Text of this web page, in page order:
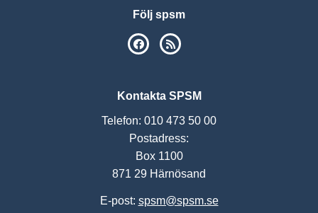
Följ spsm
SPSM på Facebook
Kontakta SPSM
Telefon: 010 473 50 00
Postadress:
Box 1100
871 29 Härnösand
E-post: spsm@spsm.se